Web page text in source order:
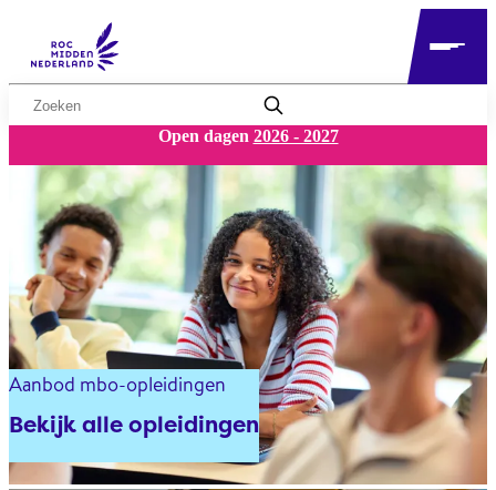
Zoekwoord
Open dagen 2026 - 2027
MBO
Aanbod mbo-opleidingen
Bekijk alle opleidingen